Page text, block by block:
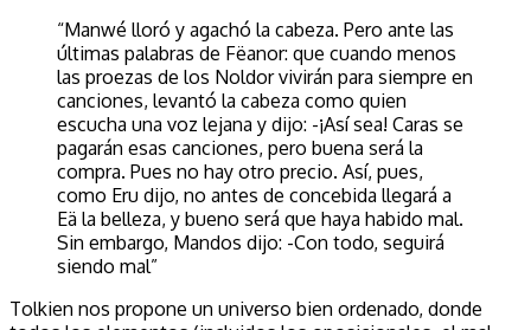
“Manwé lloró y agachó la cabeza. Pero ante las
últimas palabras de Fëanor: que cuando menos
las proezas de los Noldor vivirán para siempre en
canciones, levantó la cabeza como quien
escucha una voz lejana y dijo: -¡Así sea! Caras se
pagarán esas canciones, pero buena será la
compra. Pues no hay otro precio. Así, pues,
como Eru dijo, no antes de concebida llegará a
Eä la belleza, y bueno será que haya habido mal.
Sin embargo, Mandos dijo: -Con todo, seguirá
siendo mal”
Tolkien nos propone un universo bien ordenado, donde